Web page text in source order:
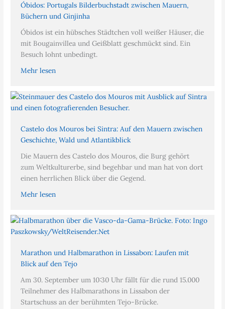
Óbidos: Portugals Bilderbuchstadt zwischen Mauern,
Büchern und Ginjinha
Óbidos ist ein hübsches Städtchen voll weißer Häuser, die
mit Bougainvillea und Geißblatt geschmückt sind. Ein
Besuch lohnt unbedingt.
Mehr lesen
Castelo dos Mouros bei Sintra: Auf den Mauern zwischen
Geschichte, Wald und Atlantikblick
Die Mauern des Castelo dos Mouros, die Burg gehört
zum Weltkulturerbe, sind begehbar und man hat von dort
einen herrlichen Blick über die Gegend.
Mehr lesen
Marathon und Halbmarathon in Lissabon: Laufen mit
Blick auf den Tejo
Am 30. September um 10:30 Uhr fällt für die rund 15.000
Teilnehmer des Halbmarathons in Lissabon der
Startschuss an der berühmten Tejo-Brücke.